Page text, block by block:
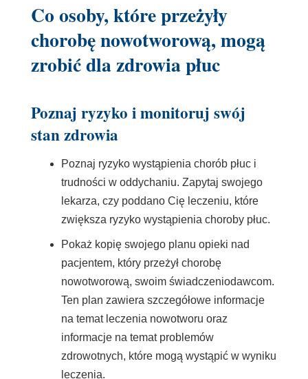
Co osoby, które przeżyły
chorobę nowotworową, mogą
zrobić dla zdrowia płuc
Poznaj ryzyko i monitoruj swój
stan zdrowia
Poznaj ryzyko wystąpienia chorób płuc i
trudności w oddychaniu. Zapytaj swojego
lekarza, czy poddano Cię leczeniu, które
zwiększa ryzyko wystąpienia choroby płuc.
Pokaż kopię swojego planu opieki nad
pacjentem, który przeżył chorobę
nowotworową, swoim świadczeniodawcom.
Ten plan zawiera szczegółowe informacje
na temat leczenia nowotworu oraz
informacje na temat problemów
zdrowotnych, które mogą wystąpić w wyniku
leczenia.